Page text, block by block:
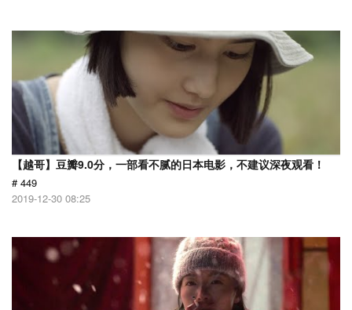
【越哥】豆瓣9.0分，一部看不腻的日本电影，不建议深夜观看！
# 449
2019-12-30 08:25